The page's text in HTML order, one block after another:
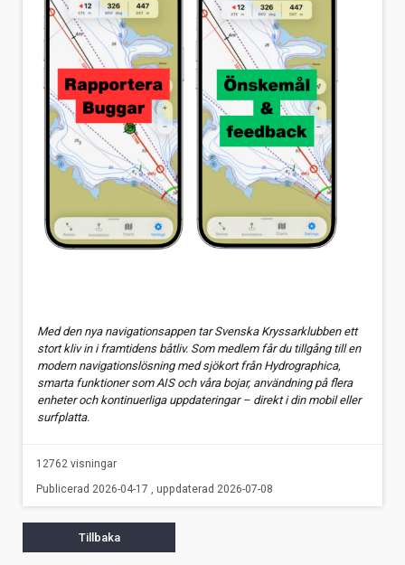
Med den nya navigationsappen tar Svenska Kryssarklubben ett
stort kliv in i framtidens båtliv. Som medlem får du tillgång till en
modern navigationslösning med sjökort från Hydrographica,
smarta funktioner som AIS och våra bojar, användning på flera
enheter och kontinuerliga uppdateringar – direkt i din mobil eller
surfplatta.
12762 visningar
Publicerad 2026-04-17 , uppdaterad 2026-07-08
Tillbaka